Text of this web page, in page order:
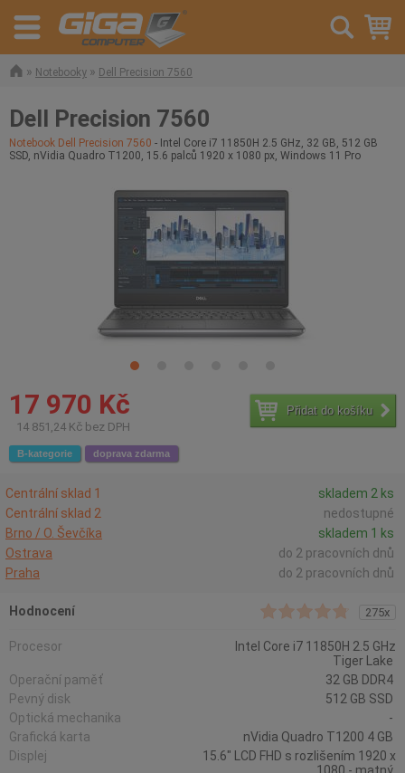
» Notebooky » Dell Precision 7560
Dell Precision 7560
Notebook Dell Precision 7560 - Intel Core i7 11850H 2.5 GHz, 32 GB, 512 GB
SSD, nVidia Quadro T1200, 15.6 palců 1920 x 1080 px, Windows 11 Pro
17 970 Kč
14 851,24 Kč bez DPH
Přidat do košíku
B-kategorie doprava zdarma
Centrální sklad 1
skladem 2 ks
Centrální sklad 2
nedostupné
Brno / O. Ševčíka
skladem 1 ks
Ostrava
do 2 pracovních dnů
Praha
do 2 pracovních dnů
Hodnocení 275x
Procesor
Intel Core i7 11850H 2.5 GHz
Tiger Lake
Operační paměť
32 GB DDR4
Pevný disk
512 GB SSD
Optická mechanika
-
Grafická karta
nVidia Quadro T1200 4 GB
Displej
15.6" LCD FHD s rozlišením 1920 x